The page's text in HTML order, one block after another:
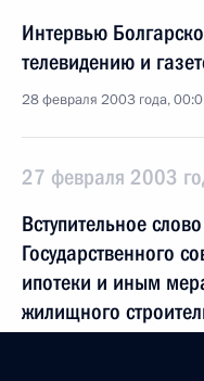
Интервью
телевидению и
28 февраля 2003 года,
27 февраля 2003
Вступительное
Государственного
ипотеки и иным
жилищного